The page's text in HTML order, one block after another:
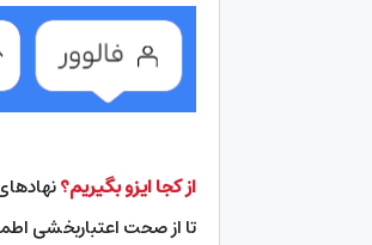
از کجا ایزو بگیریم؟
تا از صحت اعتباربخشی